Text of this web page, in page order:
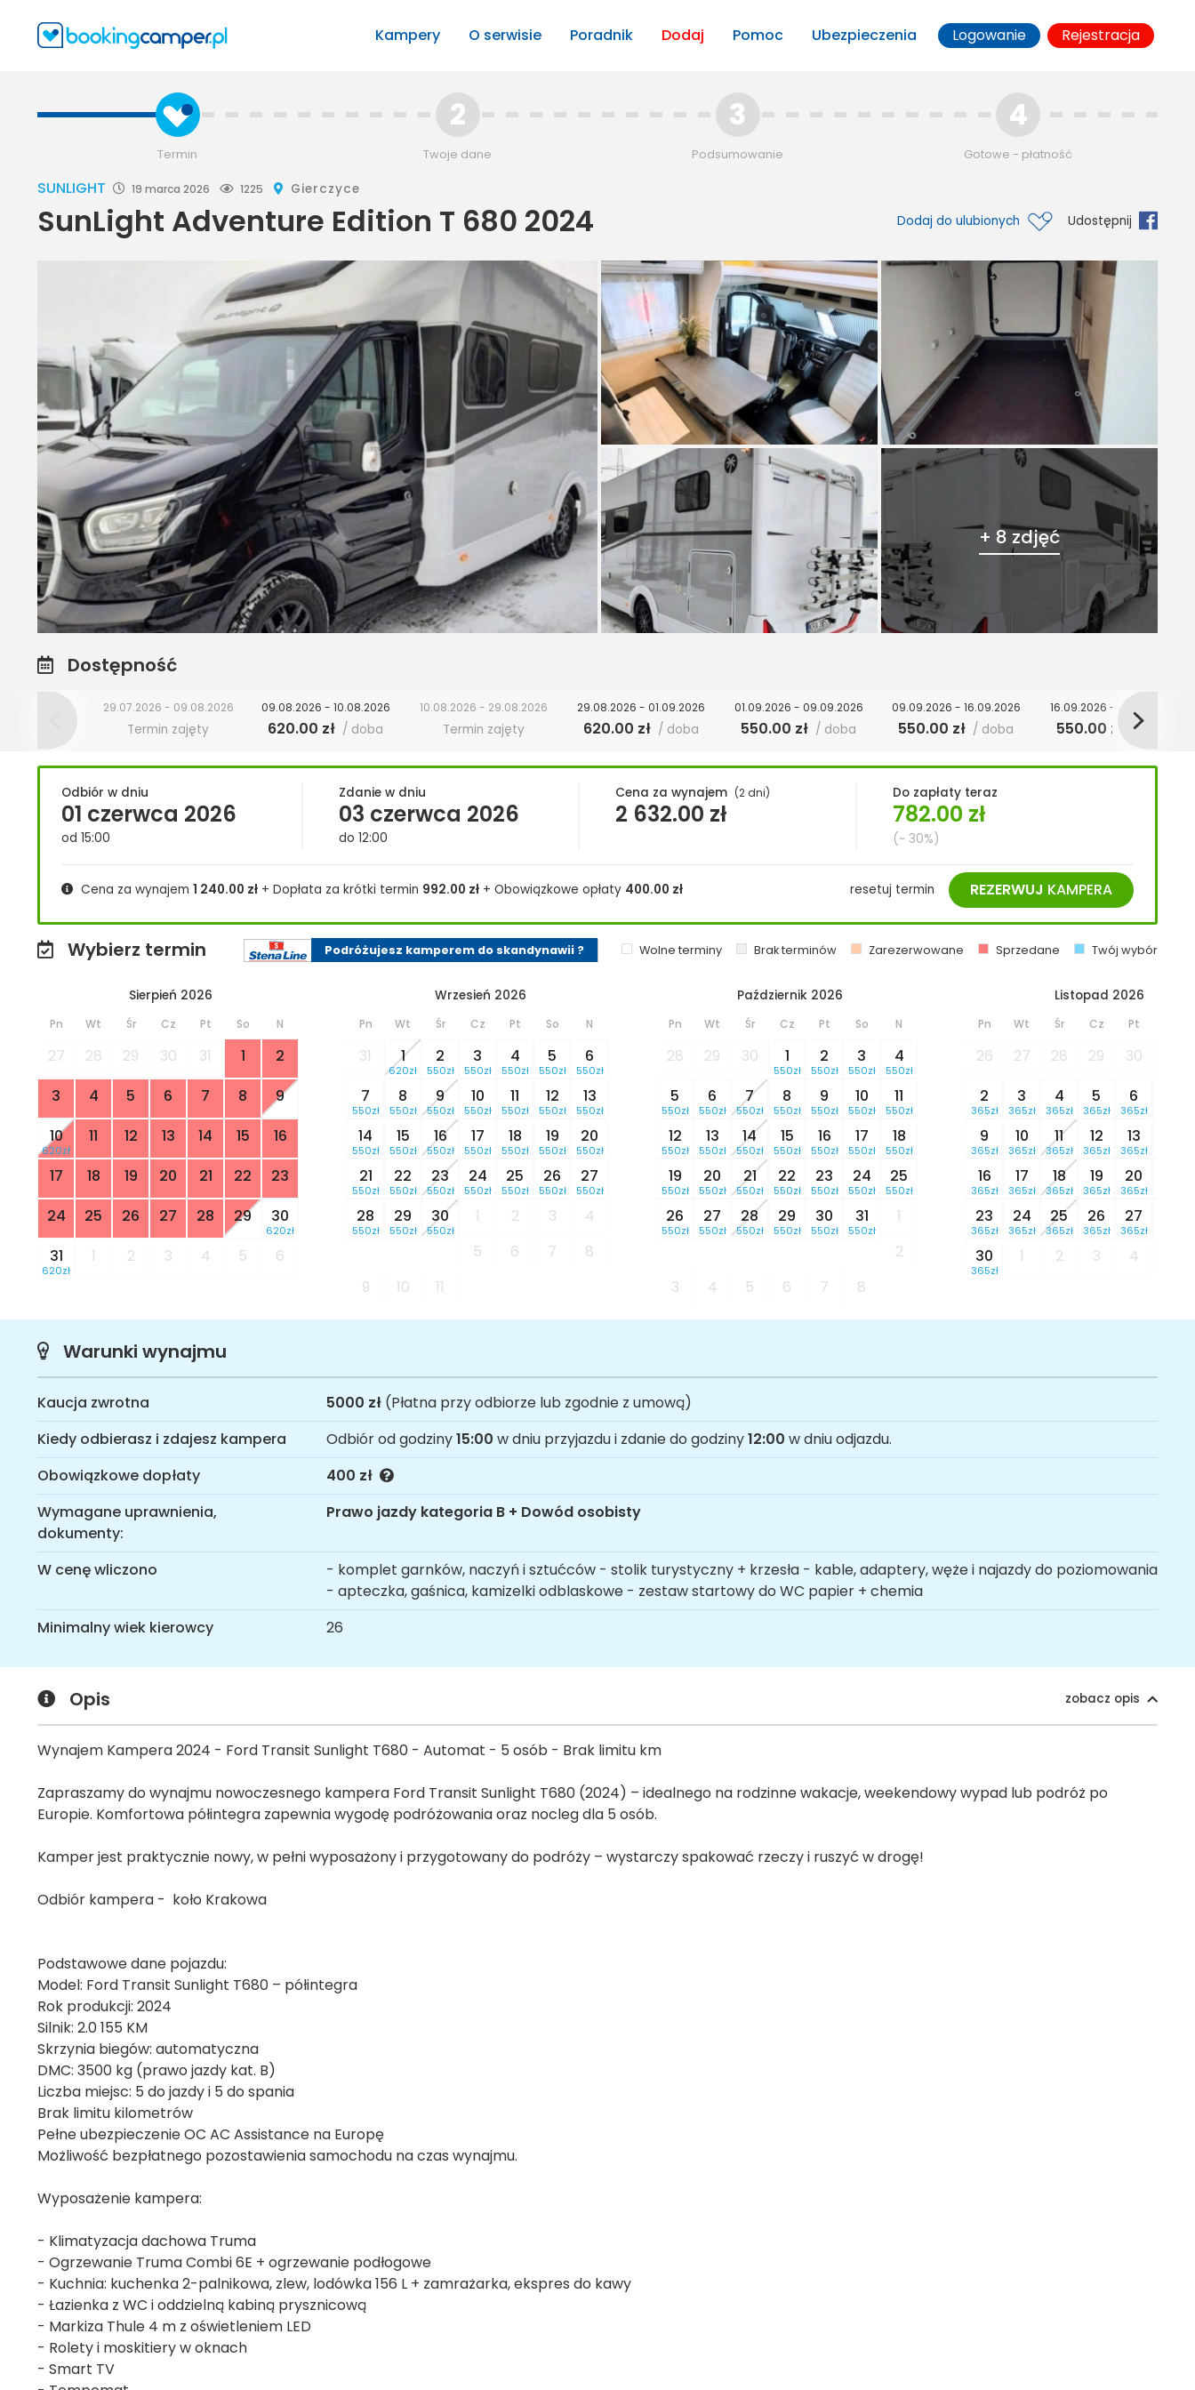
Kampery O serwisie Poradnik Dodaj Pomoc Ubezpieczenia Logowanie Rejestracja
Termin
2
Twoje dane
3
Podsumowanie
4
Gotowe - płatność
SUNLIGHT 19 marca 2026 1225 Gierczyce
SunLight Adventure Edition T 680 2024 Dodaj do ulubionych Udostępnij
+ 8 zdjęć
Dostępność
29.07.2026 - 09.08.2026
Termin zajęty
09.08.2026 - 10.08.2026
620.00 zł / doba
10.08.2026 - 29.08.2026
Termin zajęty
29.08.2026 - 01.09.2026
620.00 zł / doba
01.09.2026 - 09.09.2026
550.00 zł / doba
09.09.2026 - 16.09.2026
550.00 zł / doba
16.09.2026 - 23.09.2026
550.00 zł / doba
Odbiór w dniu
01 czerwca 2026
od 15:00
Zdanie w dniu
03 czerwca 2026
do 12:00
Cena za wynajem (2 dni)
2 632.00 zł
Do zapłaty teraz
782.00 zł
(~ 30%)
Cena za wynajem 1 240.00 zł + Dopłata za krótki termin 992.00 zł + Obowiązkowe opłaty 400.00 zł resetuj termin REZERWUJ KAMPERA
Wybierz termin Podróżujesz kamperem do skandynawii ? Wolne terminy Brak terminów Zarezerwowane Sprzedane Twój wybór
Sierpień 2026
Pn Wt Śr Cz Pt So N
27 28 29 30 31 1
2
3
4 5 6 7 8
9
10
620zł
11 12 13 14 15
16
17
18 19 20 21 22
23
24
25 26 27 28 29 30
620zł
31
620zł
1 2 3 4 5 6
Wrzesień 2026
Pn Wt Śr Cz Pt So N
31 1
620zł
2
550zł
3
550zł
4
550zł
5
550zł
6
550zł
7
550zł
8
550zł
9
550zł
10
550zł
11
550zł
12
550zł
13
550zł
14
550zł
15
550zł
16
550zł
17
550zł
18
550zł
19
550zł
20
550zł
21
550zł
22
550zł
23
550zł
24
550zł
25
550zł
26
550zł
27
550zł
28
550zł
29
550zł
30
550zł
1 2 3
4
5
6 7
8
9
10 11
Październik 2026
Pn Wt Śr Cz Pt So N
28 29 30 1
550zł
2
550zł
3
550zł
4
550zł
5
550zł
6
550zł
7
550zł
8
550zł
9
550zł
10
550zł
11
550zł
12
550zł
13
550zł
14
550zł
15
550zł
16
550zł
17
550zł
18
550zł
19
550zł
20
550zł
21
550zł
22
550zł
23
550zł
24
550zł
25
550zł
26
550zł
27
550zł
28
550zł
29
550zł
30
550zł
31
550zł
1
2
3
4 5 6 7 8
Listopad 2026
Pn Wt Śr Cz Pt
26 27 28 29 30
2
365zł
3
365zł
4
365zł
5
365zł
6
365zł
9
365zł
10
365zł
11
365zł
12
365zł
13
365zł
16
365zł
17
365zł
18
365zł
19
365zł
20
365zł
23
365zł
24
365zł
25
365zł
26
365zł
27
365zł
30
365zł
1 2 3 4
Warunki wynajmu
Kaucja zwrotna 5000 zł (Płatna przy odbiorze lub zgodnie z umową)
Kiedy odbierasz i zdajesz kampera
Odbiór od godziny15:00 w dniu przyjazdu i zdanie do godziny12:00 w dniu odjazdu.
Obowiązkowe dopłaty
400 zł
Wymagane uprawnienia,
dokumenty:
Prawo jazdy kategoria B + Dowód osobisty
W cenę wliczono
- komplet garnków, naczyń i sztućców - stolik turystyczny + krzesła - kable, adaptery, węże i najazdy do poziomowania
- apteczka, gaśnica, kamizelki odblaskowe - zestaw startowy do WC papier + chemia
Minimalny wiek kierowcy
26
Opis zobacz opis
Wynajem Kampera 2024 - Ford Transit Sunlight T680 - Automat - 5 osób - Brak limitu km
Zapraszamy do wynajmu nowoczesnego kampera Ford Transit Sunlight T680 (2024) – idealnego na rodzinne wakacje, weekendowy wypad lub podróż po
Europie. Komfortowa półintegra zapewnia wygodę podróżowania oraz nocleg dla 5 osób.
Kamper jest praktycznie nowy, w pełni wyposażony i przygotowany do podróży – wystarczy spakować rzeczy i ruszyć w drogę!
Odbiór kampera - koło Krakowa
Podstawowe dane pojazdu:
Model: Ford Transit Sunlight T680 – półintegra
Rok produkcji: 2024
Silnik: 2.0 155 KM
Skrzynia biegów: automatyczna
DMC: 3500 kg (prawo jazdy kat. B)
Liczba miejsc: 5 do jazdy i 5 do spania
Brak limitu kilometrów
Pełne ubezpieczenie OC AC Assistance na Europę
Możliwość bezpłatnego pozostawienia samochodu na czas wynajmu.
Wyposażenie kampera:
- Klimatyzacja dachowa Truma
- Ogrzewanie Truma Combi 6E + ogrzewanie podłogowe
- Kuchnia: kuchenka 2-palnikowa, zlew, lodówka 156 L + zamrażarka, ekspres do kawy
- Łazienka z WC i oddzielną kabiną prysznicową
- Markiza Thule 4 m z oświetleniem LED
- Rolety i moskitiery w oknach
- Smart TV